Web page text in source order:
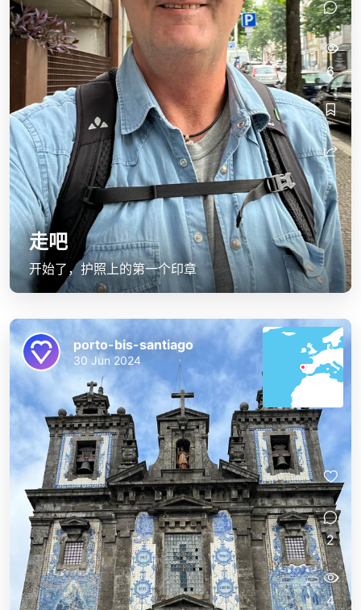
走吧
开始了，护照上的第一个印章
6
porto-bis-santiago
30 Jun 2024
2
4